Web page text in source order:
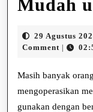
Mudah
29 Agustus
Comment
Masih banyak
mengoperasikan
gunakan dengan